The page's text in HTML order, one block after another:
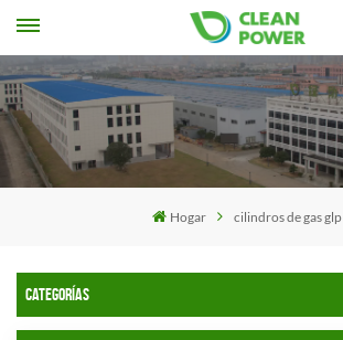
Hogar cilindros de gas glp
CATEGORÍAS